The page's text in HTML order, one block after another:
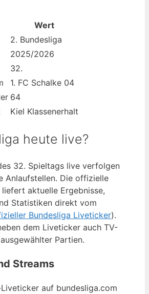
Wert
2. Bundesliga
2025/2026
32.
1. FC Schalke 04
64
Kiel Klassenerhalt
heute live?
32. Spieltags live verfolgen
Anlaufstellen. Die offizielle
aktuelle Ergebnisse,
Statistiken direkt vom
Bundesliga Liveticker).
dem Liveticker auch TV-
Partien.
Streams
auf bundesliga.com